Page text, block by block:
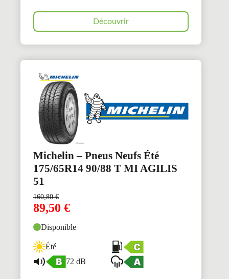
Découvrir
Michelin – Pneus Neufs Été
175/65R14 90/88 T MI AGILIS
51
160,80€
89,50 €
Disponible
Été
72 dB